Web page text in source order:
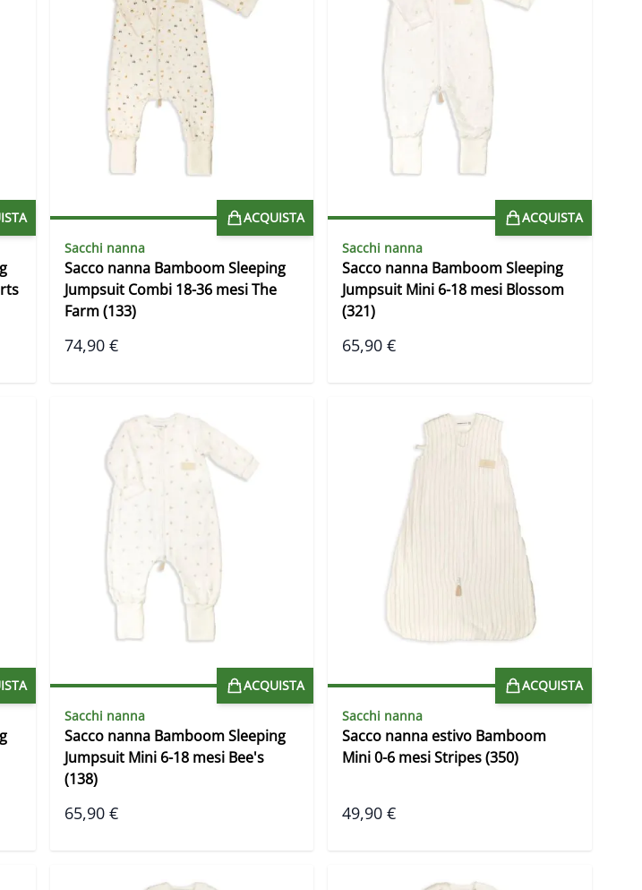
ACQUISTA
Sacchi nanna
Sacco nanna Bamboom Sleeping
Jumpsuit Combi 18-36 mesi The
Farm (133)
74,90 €
ACQUISTA
Sacchi nanna
Sacco nanna Bamboom Sleeping
Jumpsuit Mini 6-18 mesi Blossom
(321)
65,90 €
ACQUISTA
Sacchi nanna
Sacco nanna Bamboom Sleeping
Jumpsuit Mini 6-18 mesi Bee's
(138)
65,90 €
ACQUISTA
Sacchi nanna
Sacco nanna estivo Bamboom
Mini 0-6 mesi Stripes (350)
49,90 €